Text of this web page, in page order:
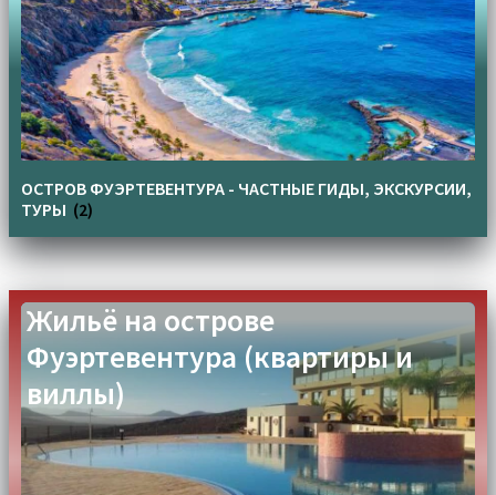
ОСТРОВ ФУЭРТЕВЕНТУРА - ЧАСТНЫЕ ГИДЫ, ЭКСКУРСИИ,
ТУРЫ (2)
Жильё на острове
Фуэртевентура (квартиры и
виллы)